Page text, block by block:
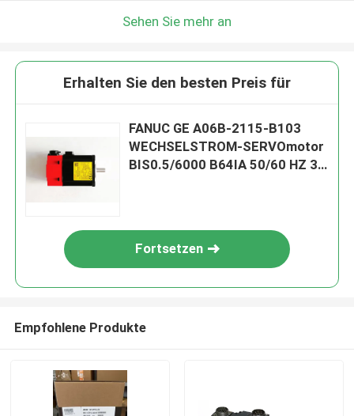
Sehen Sie mehr an
Erhalten Sie den besten Preis für
FANUC GE A06B-2115-B103
WECHSELSTROM-SERVOmotor
BIS0.5/6000 B64IA 50/60 HZ 3
Fortsetzen
Empfohlene Produkte